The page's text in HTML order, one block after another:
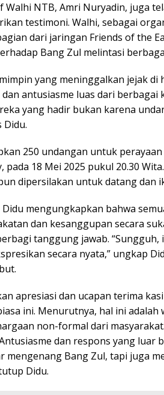
Walhi NTB, Amri Nuryadin, juga
testimoni. Walhi, sebagai
dari jaringan Friends of the
Bang Zul melintasi
yang meninggalkan jejak di
dan antusiasme luas dari
yang hadir bukan karena
Didu.
250 undangan untuk
pada 18 Mei 2025 pukul 20.30
dipersilakan untuk datang dan
Didu mengungkapkan bahwa
dan kesanggupan secara
tanggung jawab.
secara nyata,” ungkap
apresiasi dan ucapan terima
ini. Menurutnya, hal ini
non-formal dari
dan respons yang luar
mengenang Bang Zul, tapi juga
Didu.